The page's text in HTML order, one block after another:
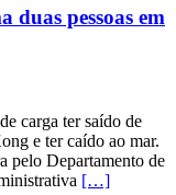
duas pessoas em
carga ter saído de
e ter caído ao mar.
pelo Departamento de
[…]